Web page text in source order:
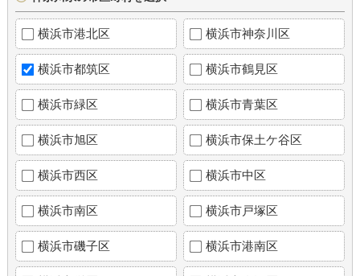
横浜市港北区 横浜市神奈川区
横浜市都筑区 横浜市鶴見区
横浜市緑区 横浜市青葉区
横浜市旭区 横浜市保土ケ谷区
横浜市西区 横浜市中区
横浜市南区 横浜市戸塚区
横浜市磯子区 横浜市港南区